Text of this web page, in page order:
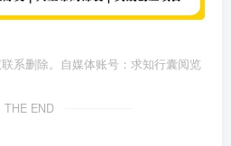
系删除。自媒体账号：求知行囊阅览
THE END